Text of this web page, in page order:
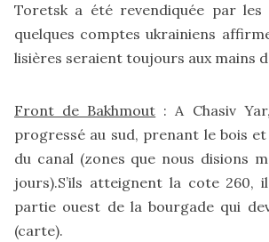
Toretsk a été revendiquée par les
quelques comptes ukrainiens
lisières seraient toujours aux mains
Front de Bakhmout : A Chasiv
progressé au sud, prenant le bois et
du canal (zones que nous disions
jours).S’ils atteignent la cote 260,
partie ouest de la bourgade qui
(carte).